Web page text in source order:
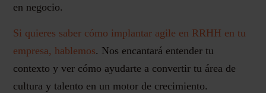
en negocio.
Si quieres saber cómo implantar agile en RRHH en tu
empresa, hablemos. Nos encantará entender tu
contexto y ver cómo ayudarte a convertir tu área de
cultura y talento en un motor de crecimiento.